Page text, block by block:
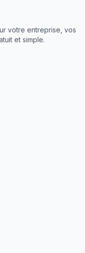
votre entreprise, vos
et simple.